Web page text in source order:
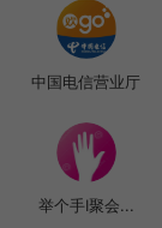
中国电信营业厅
举个手I聚会...